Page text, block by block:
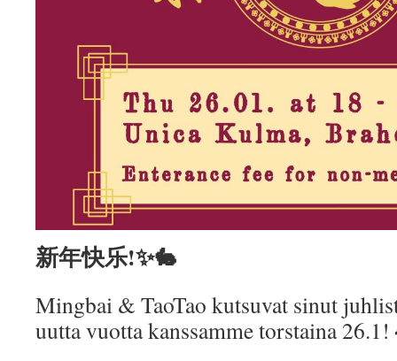
新年快乐!✨🐇
Mingbai & TaoTao kutsuvat sinut
uutta vuotta kanssamme torstaina